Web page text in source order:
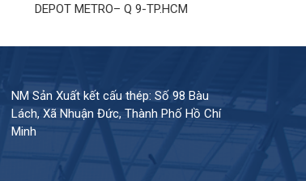
DEPOT METRO– Q 9-TP.HCM
NM Sản Xuất kết cấu thép: Số 98 Bàu
Lách, Xã Nhuận Đức, Thành Phố Hồ Chí
Minh